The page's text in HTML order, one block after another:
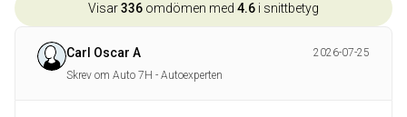
Visar336 omdömen med 4.6 i snittbetyg
Carl Oscar A
2026-07-25
Skrev om Auto 7H - Autoexperten